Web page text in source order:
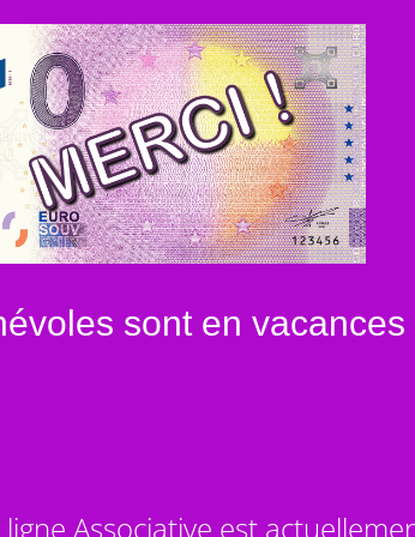
sont en vacances
Associative est